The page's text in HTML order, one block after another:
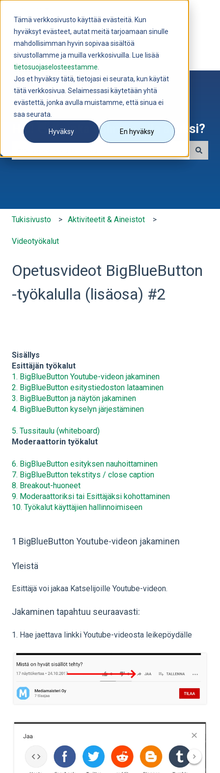
Tämä verkkosivusto käyttää evästeitä. Kun
hyväksyt evästeet, autat meitä tarjoamaan sinulle
mahdollisimman hyvin sopivaa sisältöä
sivustollamme ja muilla verkkosivuilla. Lue lisää
tietosuojaselosteestamme
Jos et hyväksy tätä, tietojasi ei seurata, kun käytät
tätä verkkosivua. Selaimessasi käytetään yhtä
evästettä, jonka avulla muistamme, että sinua ei
saa seurata.
Hyväksy En hyväksy
Hei! 👋 Kuinka voimme olla avuksi?
Tukisivusto Aktiviteetit & Aineistot
Videotyökalut
Opetusvideot BigBlueButton
-työkalulla (lisäosa) #2
Sisällys
Esittäjän työkalut
1. BigBlueButton Youtube-videon jakaminen
2. BigBlueButton esitystiedoston lataaminen
3. BigBlueButton ja näytön jakaminen
4. BigBlueButton kyselyn järjestäminen
5. Tussitaulu (whiteboard)
Moderaattorin työkalut
6. BigBlueButton esityksen nauhoittaminen
7. BigBlueButton tekstitys / close caption
8. Breakout-huoneet
9. Moderaattoriksi tai Esittäjäksi kohottaminen
10. Työkalut käyttäjien hallinnoimiseen
1 BigBlueButton Youtube-videon jakaminen
Yleistä
Esittäjä voi jakaa Katselijoille Youtube-videon.
Jakaminen tapahtuu seuraavasti:
1. Hae jaettava linkki Youtube-videosta leikepöydälle